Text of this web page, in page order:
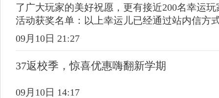
了广大玩家的美好祝愿，更有接近200名幸运
活动获奖名单：以上幸运儿已经通过站内信方
09月10日 21:27
37返校季，惊喜优惠嗨翻新学期
09月10日 14:17